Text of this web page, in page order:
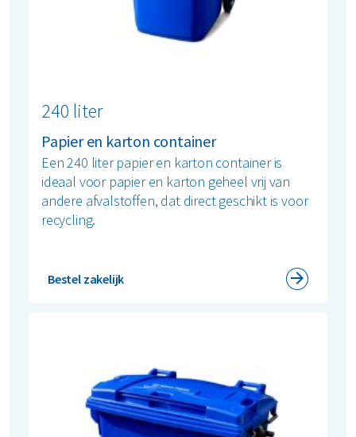
240 liter
Papier en karton container
Een 240 liter papier en karton container is
ideaal voor papier en karton geheel vrij van
andere afvalstoffen, dat direct geschikt is voor
recycling.
Bestel zakelijk